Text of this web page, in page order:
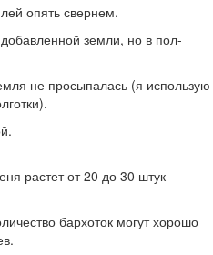
опять свернем.
земли, но в пол-
не просыпалась (я использую
растет от 20 до 30 штук
бархоток могут хорошо